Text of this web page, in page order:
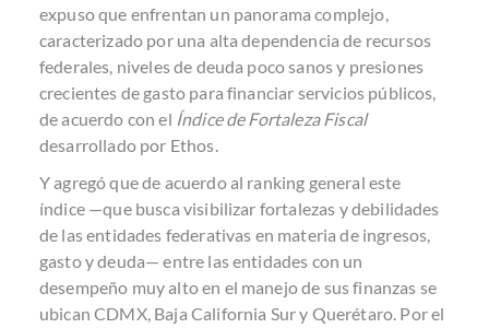
expuso que enfrentan un panorama complejo,
caracterizado por una alta dependencia de recursos
federales, niveles de deuda poco sanos y presiones
crecientes de gasto para financiar servicios públicos,
de acuerdo con el Índice de Fortaleza Fiscal
desarrollado por Ethos.
Y agregó que de acuerdo al ranking general este
índice —que busca visibilizar fortalezas y debilidades
de las entidades federativas en materia de ingresos,
gasto y deuda— entre las entidades con un
desempeño muy alto en el manejo de sus finanzas se
ubican CDMX, Baja California Sur y Querétaro. Por el